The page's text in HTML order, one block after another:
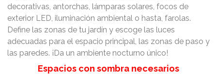
decorativas, antorchas, lámparas solares, focos de
exterior LED, iluminación ambiental o hasta, farolas.
Define las zonas de tu jardín y escoge las luces
adecuadas para el espacio principal, las zonas de paso y
las paredes. ¡Da un ambiente nocturno único!
Espacios con sombra necesarios